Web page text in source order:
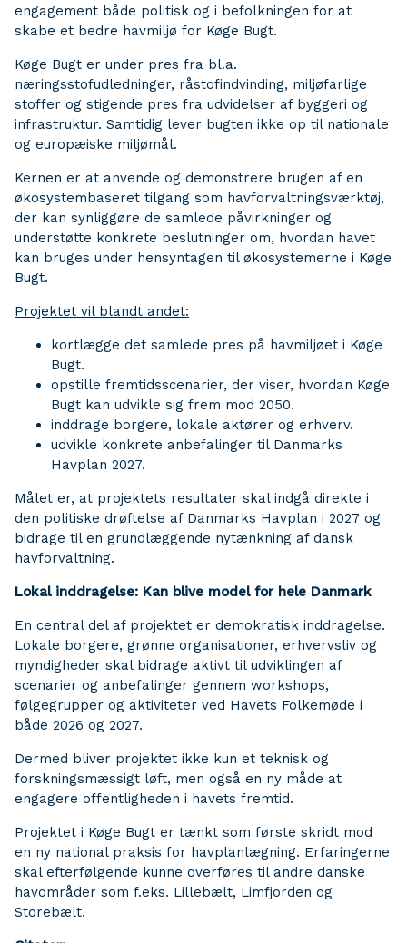
engagement både politisk og i befolkningen for at
skabe et bedre havmiljø for Køge Bugt.
Køge Bugt er under pres fra bl.a.
næringsstofudledninger, råstofindvinding, miljøfarlige
stoffer og stigende pres fra udvidelser af byggeri og
infrastruktur. Samtidig lever bugten ikke op til nationale
og europæiske miljømål.
Kernen er at anvende og demonstrere brugen af en
økosystembaseret tilgang som havforvaltningsværktøj,
der kan synliggøre de samlede påvirkninger og
understøtte konkrete beslutninger om, hvordan havet
kan bruges under hensyntagen til økosystemerne i Køge
Bugt.
Projektet vil blandt andet:
kortlægge det samlede pres på havmiljøet i Køge
Bugt.
opstille fremtidsscenarier, der viser, hvordan Køge
Bugt kan udvikle sig frem mod 2050.
inddrage borgere, lokale aktører og erhverv.
udvikle konkrete anbefalinger til Danmarks
Havplan 2027.
Målet er, at projektets resultater skal indgå direkte i
den politiske drøftelse af Danmarks Havplan i 2027 og
bidrage til en grundlæggende nytænkning af dansk
havforvaltning.
Lokal inddragelse: Kan blive model for hele Danmark
En central del af projektet er demokratisk inddragelse.
Lokale borgere, grønne organisationer, erhvervsliv og
myndigheder skal bidrage aktivt til udviklingen af
scenarier og anbefalinger gennem workshops,
følgegrupper og aktiviteter ved Havets Folkemøde i
både 2026 og 2027.
Dermed bliver projektet ikke kun et teknisk og
forskningsmæssigt løft, men også en ny måde at
engagere offentligheden i havets fremtid.
Projektet i Køge Bugt er tænkt som første skridt mod
en ny national praksis for havplanlægning. Erfaringerne
skal efterfølgende kunne overføres til andre danske
havområder som f.eks. Lillebælt, Limfjorden og
Storebælt.